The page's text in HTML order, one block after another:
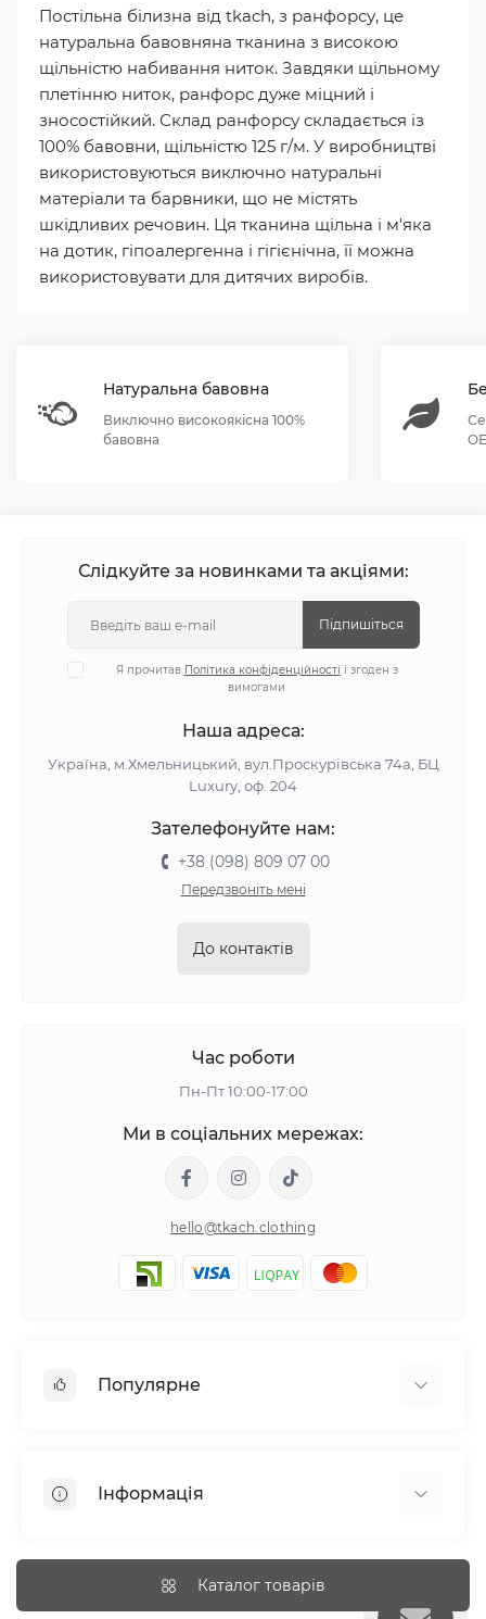
Постільна білизна від tkach, з ранфорсу, це
натуральна бавовняна тканина з високою
щільністю набивання ниток. Завдяки щільному
плетінню ниток, ранфорс дуже міцний і
зносостійкий. Склад ранфорсу складається із
100% бавовни, щільністю 125 г/м. У виробництві
використовуються виключно натуральні
матеріали та барвники, що не містять
шкідливих речовин. Ця тканина щільна і м'яка
на дотик, гіпоалергенна і гігієнічна, її можна
використовувати для дитячих виробів.
Натуральна бавовна
Виключно високоякісна 100%
бавовна
Слідкуйте за новинками та акціями:
Підпишіться
Я прочитав Політика конфіденційності і згоден з
вимогами
Наша адреса:
Україна, м.Хмельницький, вул.Проскурівська 74а, БЦ
Luxury, оф. 204
Зателефонуйте нам:
+38 (098) 809 07 00
Передзвоніть мені
До контактів
Час роботи
Пн-Пт 10:00-17:00
Ми в соціальних мережах:
hello@tkach.clothing
Популярне
Простирадла на резинці
Інформація
Доставка
Каталог товарів